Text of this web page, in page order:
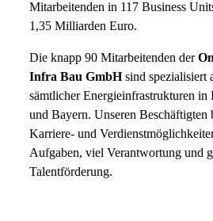
Mitarbeitenden in 117 Business
1,35 Milliarden Euro.
Die knapp 90 Mitarbeitenden der
Infra Bau GmbHsind spezialisiert
sämtlicher Energieinfrastrukturen in
und Bayern. Unseren Beschäftigten
Karriere- und
Aufgaben, viel Verantwortung und
Talentförderung.